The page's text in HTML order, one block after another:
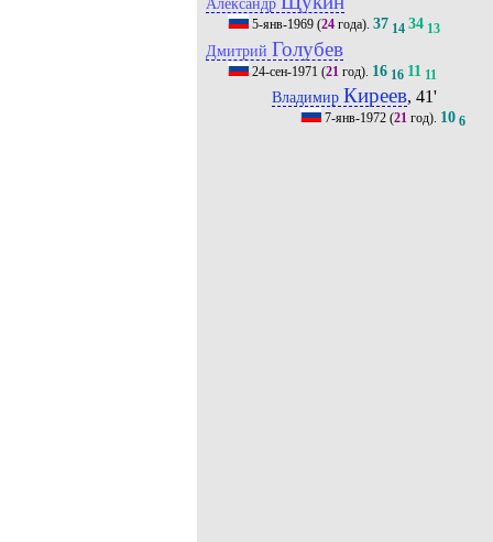
Александр
5-янв-1969(24года). 37 14 34 13
Дмитрий Голубев
24-сен-1971 (21 год). 16 16 11 11
Владимир Киреев, 41'
7-янв-1972 (21 год). 10 6